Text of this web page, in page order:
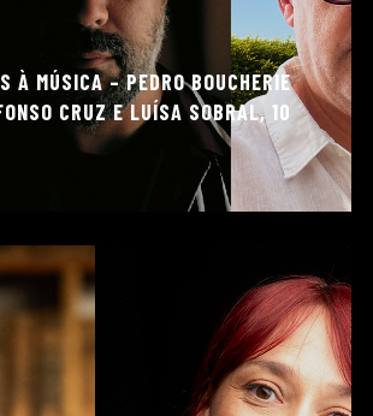
À MÚSICA – PEDRO BOUCHERIE
CRUZ E LUÍSA SOBRAL, 10